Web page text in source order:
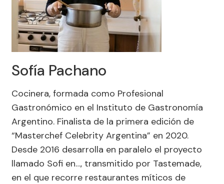
Sofía Pachano
Cocinera, formada como Profesional
Gastronómico en el Instituto de Gastronomía
Argentino. Finalista de la primera edición de
“Masterchef Celebrity Argentina” en 2020.
Desde 2016 desarrolla en paralelo el proyecto
llamado Sofi en…, transmitido por Tastemade,
en el que recorre restaurantes míticos de